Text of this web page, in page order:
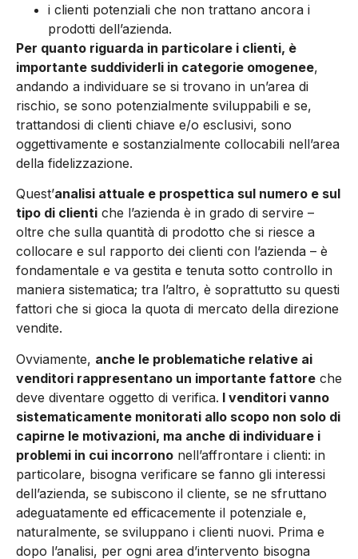
i clienti potenziali che non trattano ancora i
prodotti dell’azienda.
Per quanto riguarda in particolare i clienti, è
importante suddividerli in categorie omogenee,
andando a individuare se si trovano in un’area di
rischio, se sono potenzialmente sviluppabili e se,
trattandosi di clienti chiave e/o esclusivi, sono
oggettivamente e sostanzialmente collocabili nell’area
della fidelizzazione.
Quest’analisi attuale e prospettica sul numero e sul
tipo di clienti che l’azienda è in grado di servire –
oltre che sulla quantità di prodotto che si riesce a
collocare e sul rapporto dei clienti con l’azienda – è
fondamentale e va gestita e tenuta sotto controllo in
maniera sistematica; tra l’altro, è soprattutto su questi
fattori che si gioca la quota di mercato della direzione
vendite.
Ovviamente, anche le problematiche relative ai
venditori rappresentano un importante fattore che
deve diventare oggetto di verifica. I venditori vanno
sistematicamente monitorati allo scopo non solo di
capirne le motivazioni, ma anche di individuare i
problemi in cui incorrono nell’affrontare i clienti: in
particolare, bisogna verificare se fanno gli interessi
dell’azienda, se subiscono il cliente, se ne sfruttano
adeguatamente ed efficacemente il potenziale e,
naturalmente, se sviluppano i clienti nuovi. Prima e
dopo l’analisi, per ogni area d’intervento bisogna